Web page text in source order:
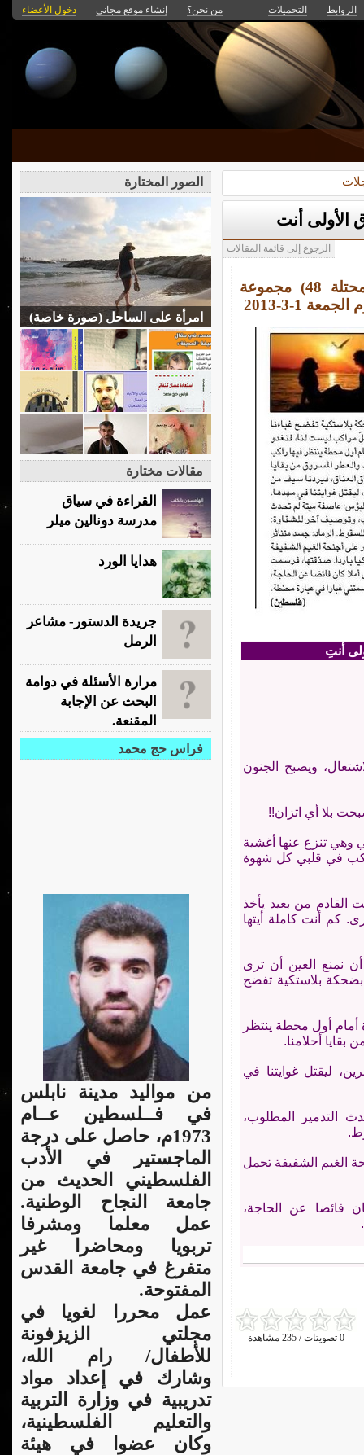
الروابط التحميلات من نحن؟ إنشاء موقع مجاني دخول الأعضاء
الأولى أنت
الرجوع إلى قائمة المقالات
(فلسطين المحتلة 48) مجموعة
1-3-2013
ويصبح الجنون
بلا أي اتزان!!
وهي تنزع عنها أغشية
تسكب في قلبي كل شهوة
القادم من بعيد يأخذ
كم أنت كاملة أيتها
أن نمنع العين أن ترى
بضحكة بلاستكية تفضح
أمام أول محطة ينتظر
أحلامنا.
ليقتل غوايتنا في
التدمير المطلوب،
الغيم الشفيفة تحمل
فائضا عن الحاجة،
0 تصويتات / 235 مشاهدة
الصور المختارة
امرأة على الساحل (صورة خاصة)
مقالات مختارة
القراءة في سياق
مدرسة دونالين ميلر
هدايا الورد
جريدة الدستور- مشاعر
الرمل
مرارة الأسئلة في دوامة
البحث عن الإجابة
المقنعة.
فراس حج محمد
من مواليد مدينة نابلس
في فــلسطين عــام
1973م، حاصل على درجة
الماجستير في الأدب
الفلسطيني الحديث من
جامعة النجاح الوطنية.
عمل معلما ومشرفا
تربويا ومحاضرا غير
متفرغ في جامعة القدس
المفتوحة.
عمل محررا لغويا في
مجلتي الزيزفونة
للأطفال/ رام الله،
وشارك في إعداد مواد
تدريبية في وزارة التربية
والتعليم الفلسطينية،
وكان عضوا في هيئة